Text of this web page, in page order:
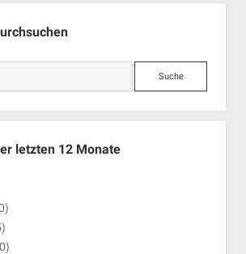
Suche
letzten 12 Monate